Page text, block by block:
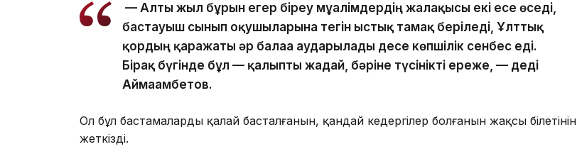
— Алты жыл бұрын егер біреу мұғалімдердің жалақысы екі есе өседі,
бастауыш сынып оқушыларына тегін ыстық тамақ беріледі, Ұлттық
қордың қаражаты әр балаға аударылады десе көпшілік сенбес еді.
Бірақ бүгінде бұл — қалыпты жағдай, бәріне түсінікті ереже, — деді
Аймағамбетов.
Ол бұл бастамалардың қалай басталғанын, қандай кедергілер болғанын жақсы білетінін
жеткізді.